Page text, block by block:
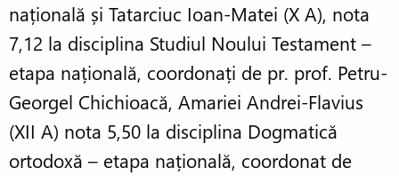
națională și Tatarciuc Ioan-Matei (X A), nota
7,12 la disciplina Studiul Noului Testament –
etapa națională, coordonați de pr. prof. Petru-
Georgel Chichioacă, Amariei Andrei-Flavius
(XII A) nota 5,50 la disciplina Dogmatică
ortodoxă – etapa națională, coordonat de